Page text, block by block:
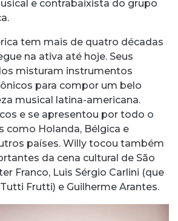
e contrabaixista do grupo
tem mais de quatro décadas
na ativa até hoje. Seus
misturam instrumentos
para compor um belo
musical latina-americana.
e se apresentou por todo o
como Holanda, Bélgica e
países. Willy tocou também
da cena cultural de São
Franco, Luis Sérgio Carlini (que
Frutti) e Guilherme Arantes.